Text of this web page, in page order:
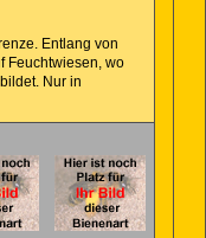
Entlang von
Feuchtwiesen, wo
Nur in